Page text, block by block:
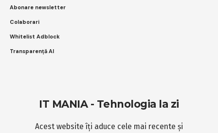
Abonare newsletter
Colaborari
Whitelist Adblock
Transparență AI
IT MANIA - Tehnologia la zi
Acest website îți aduce cele mai recente și